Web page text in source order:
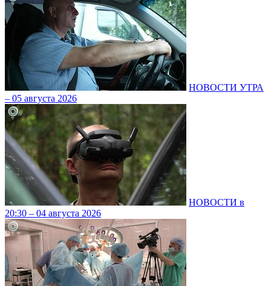
НОВОСТИ УТРА
– 05 августа 2026
НОВОСТИ в
20:30 – 04 августа 2026